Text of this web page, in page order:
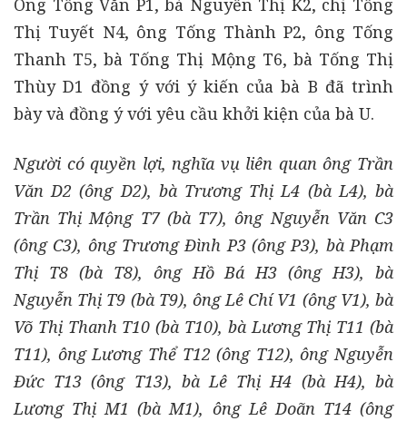
Ông Tống Văn P1, bà Nguyễn Thị K2, chị Tống
Thị Tuyết N4, ông Tống Thành P2, ông Tống
Thanh T5, bà Tống Thị Mộng T6, bà Tống Thị
Thùy D1 đồng ý với ý kiến của bà B đã trình
bày và đồng ý với yêu cầu khởi kiện của bà U.
Người có quyền lợi, nghĩa vụ liên quan ông Trần
Văn D2 (ông D2), bà Trương Thị L4 (bà L4), bà
Trần Thị Mộng T7 (bà T7), ông Nguyễn Văn C3
(ông C3), ông Trương Đình P3 (ông P3), bà Phạm
Thị T8 (bà T8), ông Hồ Bá H3 (ông H3), bà
Nguyễn Thị T9 (bà T9), ông Lê Chí V1 (ông V1), bà
Võ Thị Thanh T10 (bà T10), bà Lương Thị T11 (bà
T11), ông Lương Thể T12 (ông T12), ông Nguyễn
Đức T13 (ông T13), bà Lê Thị H4 (bà H4), bà
Lương Thị M1 (bà M1), ông Lê Doãn T14 (ông